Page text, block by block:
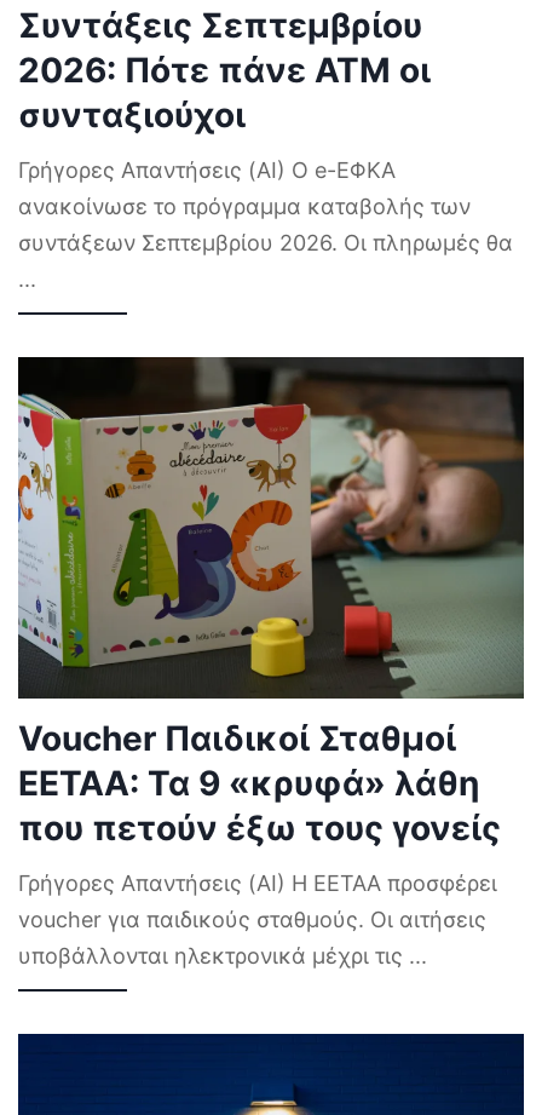
Συντάξεις Σεπτεμβρίου
2026: Πότε πάνε ΑΤΜ οι
συνταξιούχοι
Γρήγορες Απαντήσεις (AI) Ο e-ΕΦΚΑ
ανακοίνωσε το πρόγραμμα καταβολής των
συντάξεων Σεπτεμβρίου 2026. Οι πληρωμές θα
...
Voucher Παιδικοί Σταθμοί
ΕΕΤΑΑ: Τα 9 «κρυφά» λάθη
που πετούν έξω τους γονείς
Γρήγορες Απαντήσεις (AI) Η ΕΕΤΑΑ προσφέρει
voucher για παιδικούς σταθμούς. Οι αιτήσεις
υποβάλλονται ηλεκτρονικά μέχρι τις ...